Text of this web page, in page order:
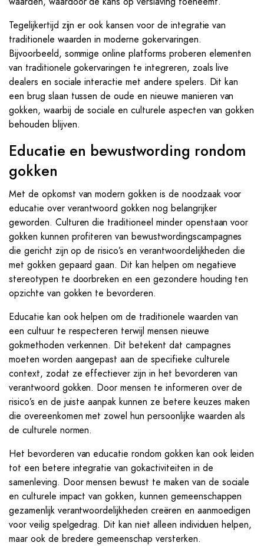
Tegelijkertijd zijn er ook kansen voor de integratie van
traditionele waarden in moderne gokervaringen.
Bijvoorbeeld, sommige online platforms proberen elementen
van traditionele gokervaringen te integreren, zoals live
dealers en sociale interactie met andere spelers. Dit kan
een brug slaan tussen de oude en nieuwe manieren van
gokken, waarbij de sociale en culturele aspecten van gokken
behouden blijven.
Educatie en bewustwording rondom
gokken
Met de opkomst van modern gokken is de noodzaak voor
educatie over verantwoord gokken nog belangrijker
geworden. Culturen die traditioneel minder openstaan voor
gokken kunnen profiteren van bewustwordingscampagnes
die gericht zijn op de risico’s en verantwoordelijkheden die
met gokken gepaard gaan. Dit kan helpen om negatieve
stereotypen te doorbreken en een gezondere houding ten
opzichte van gokken te bevorderen.
Educatie kan ook helpen om de traditionele waarden van
een cultuur te respecteren terwijl mensen nieuwe
gokmethoden verkennen. Dit betekent dat campagnes
moeten worden aangepast aan de specifieke culturele
context, zodat ze effectiever zijn in het bevorderen van
verantwoord gokken. Door mensen te informeren over de
risico’s en de juiste aanpak kunnen ze betere keuzes maken
die overeenkomen met zowel hun persoonlijke waarden als
de culturele normen.
Het bevorderen van educatie rondom gokken kan ook leiden
tot een betere integratie van gokactiviteiten in de
samenleving. Door mensen bewust te maken van de sociale
en culturele impact van gokken, kunnen gemeenschappen
gezamenlijk verantwoordelijkheden creëren en aanmoedigen
voor veilig spelgedrag. Dit kan niet alleen individuen helpen,
maar ook de bredere gemeenschap versterken.